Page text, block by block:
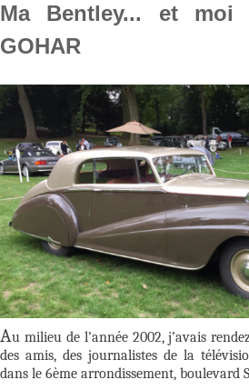
Ma Bentley... et moi
GOHAR
Au milieu de l’année 2002, j’avais
des amis, des journalistes de la
dans le 6ème arrondissement, boulevard